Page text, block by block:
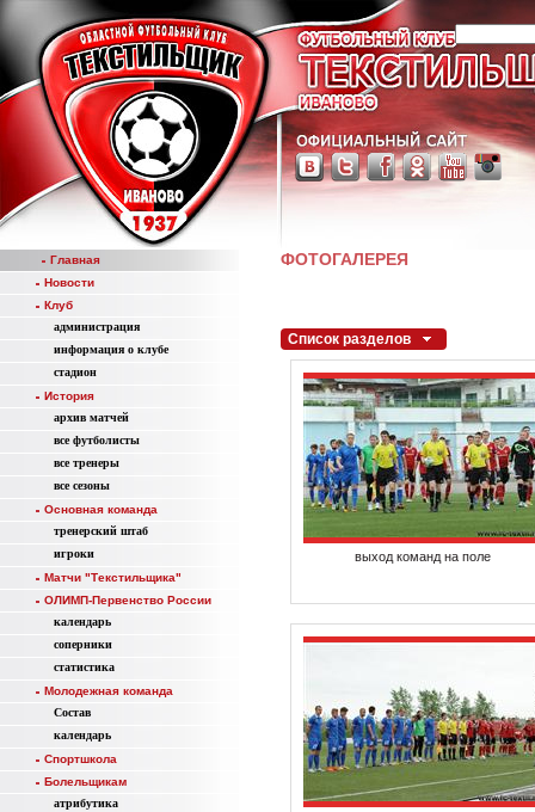
Главная
Новости
Клуб
администрация
информация о клубе
стадион
История
aрхив матчей
все футболисты
все тренеры
все сезоны
Основная команда
тренерский штаб
игроки
Матчи "Текстильщика"
ОЛИМП-Первенство России
календарь
соперники
статистика
Молодежная команда
Состав
календарь
Спортшкола
Болельщикам
атрибутика
ФОТОГАЛЕРЕЯ
Список разделов
выход команд на поле